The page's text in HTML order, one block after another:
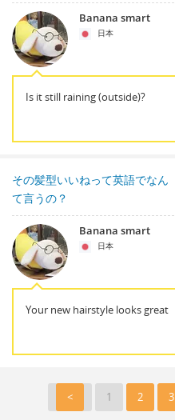
Banana smart
日本
Is it still raining (outside)?
その髪型いいねって英語でなん
て言うの？
Banana smart
日本
Your new hairstyle looks great
< 1 2 3